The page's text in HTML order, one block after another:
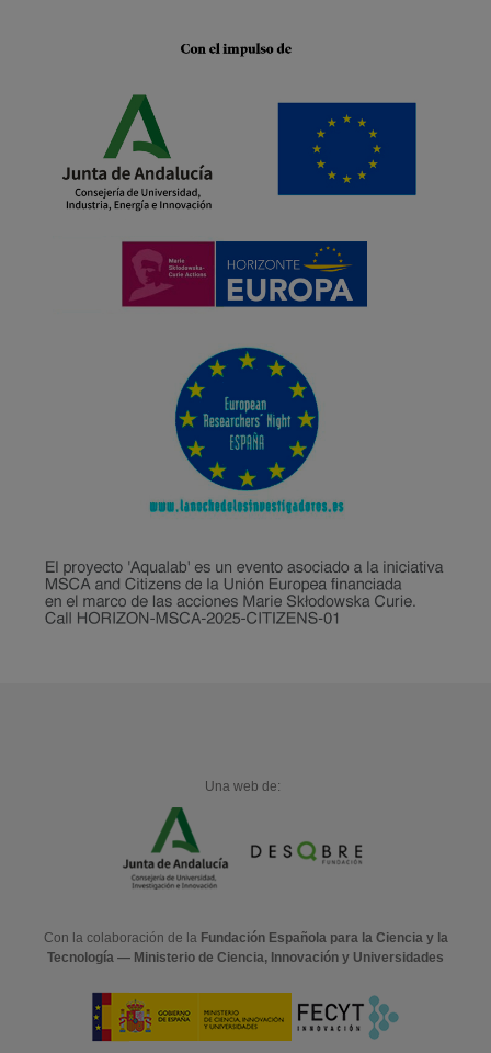
Una web de:
Con la colaboración de la Fundación Española para la Ciencia y la
Tecnología — Ministerio de Ciencia, Innovación y Universidades